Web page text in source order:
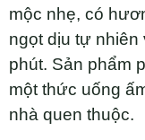
mộc nhẹ, có
ngọt dịu tự nhiên
phút. Sản phẩm
một thức uống
nhà quen thuộc.